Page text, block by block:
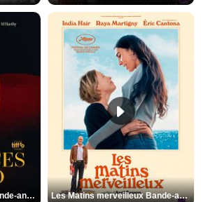
Les Silences de Riyad Bande-annonce VO STFR Les Matins merveilleux Bande-annonce VF